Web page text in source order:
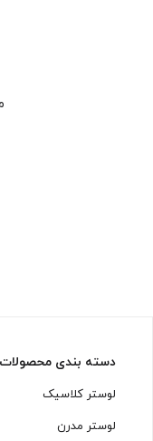
دسته بندی محصولات
لوستر کلاسیک
لوستر مدرن